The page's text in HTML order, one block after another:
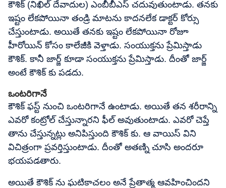
కౌశిక్ (నిఖిల్ దేవాదుల) ఎంబీబీఎస్ చదువుతుంటాడు. తనకు
ఇష్టం లేకపోయినా తండ్రి మాటను కాదనలేక డాక్టర్ కోర్సు
చేస్తుంటాడు. అయితే తనకు ఇష్టం లేకపోయినా రోజూ
హీరోయిన్ కోసం కాలేజీకి వెళ్తాడు. సంయుక్తను ప్రేమిస్తాడు
కౌశిక్. కానీ జార్జ్ కూడా సంయుక్తను ప్రేమిస్తాడు. దీంతో జార్జ్
అంటే కౌశిక్ కు పడదు.
ఒంటరిగానే
కౌశిక్ ఫస్ట్ నుంచి ఒంటరిగానే ఉంటాడు. అయితే తన శరీరాన్ని
ఎవరో కంట్రోల్ చేస్తున్నారని ఫీల్ అవుతుంటాడు. ఎవరో చెప్తే
తాను చేస్తున్నట్లు అనిపిస్తుంది కౌశిక్ కు. ఆ వాయిస్ విని
విచిత్రంగా ప్రవర్తిస్తుంటాడు. దీంతో అతణ్ని చూసి అందరూ
భయపడతారు.
అయితే కౌశిక్ ను ఘటికాచలం అనే ప్రేతాత్మ ఆవహించిందని